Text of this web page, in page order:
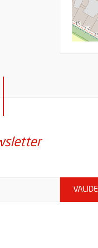
de la ville d'Angers,